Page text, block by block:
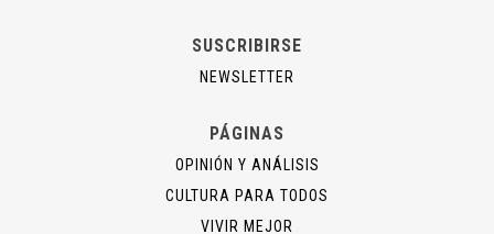
SUSCRIBIRSE
NEWSLETTER
PÁGINAS
OPINIÓN Y ANÁLISIS
CULTURA PARA TODOS
VIVIR MEJOR